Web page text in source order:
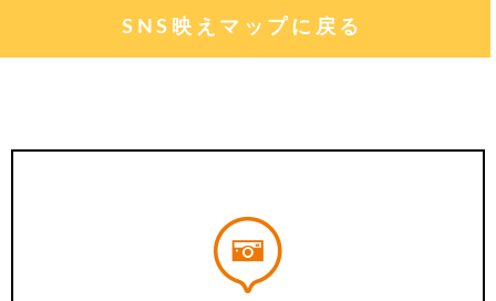
SNS映えマップに戻る